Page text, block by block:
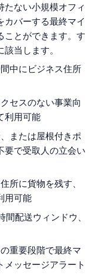
たない小規模オフィ
カバーする最終マイ
ことができます。す
当します。
中にビジネス住所
セスのない事業向
利用可能
または屋根付きポ
要で受取人の立会い
所に貨物を残す、
用可能
配送ウィンドウ、
重要段階で最終マ
メッセージアラート